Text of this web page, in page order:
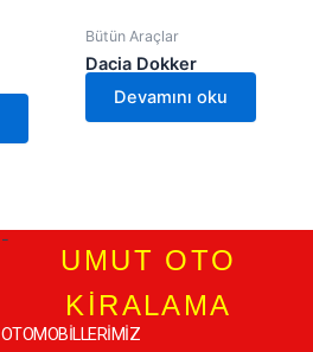
Bütün Araçlar
Dacia Dokker
Devamını oku
UMUT OTO
KİRALAMA
OTOMOBİLLERİMİZ